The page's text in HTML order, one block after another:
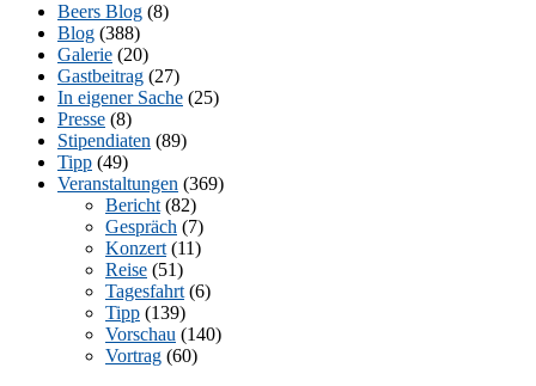
Beers Blog (8)
Blog (388)
Galerie (20)
Gastbeitrag (27)
In eigener Sache (25)
Presse (8)
Stipendiaten (89)
Tipp (49)
Veranstaltungen (369)
Bericht (82)
Gespräch (7)
Konzert (11)
Reise (51)
Tagesfahrt (6)
Tipp (139)
Vorschau (140)
Vortrag (60)